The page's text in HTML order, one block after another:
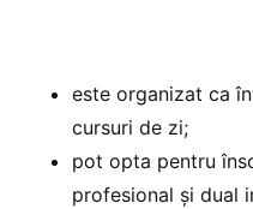
este organizat ca
cursuri de zi;
pot opta pentru
profesional şi dual